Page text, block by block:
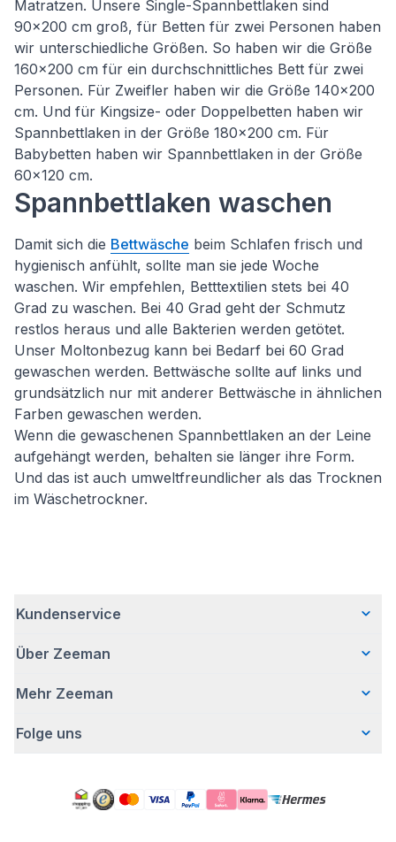
Matratzen. Unsere Single-Spannbettlaken sind
90x200 cm groß, für Betten für zwei Personen haben
wir unterschiedliche Größen. So haben wir die Größe
160x200 cm für ein durchschnittliches Bett für zwei
Personen. Für Zweifler haben wir die Größe 140x200
cm. Und für Kingsize- oder Doppelbetten haben wir
Spannbettlaken in der Größe 180x200 cm. Für
Babybetten haben wir Spannbettlaken in der Größe
60x120 cm.
Spannbettlaken waschen
Damit sich die Bettwäsche beim Schlafen frisch und
hygienisch anfühlt, sollte man sie jede Woche
waschen. Wir empfehlen, Betttextilien stets bei 40
Grad zu waschen. Bei 40 Grad geht der Schmutz
restlos heraus und alle Bakterien werden getötet.
Unser Moltonbezug kann bei Bedarf bei 60 Grad
gewaschen werden. Bettwäsche sollte auf links und
grundsätzlich nur mit anderer Bettwäsche in ähnlichen
Farben gewaschen werden.
Wenn die gewaschenen Spannbettlaken an der Leine
aufgehängt werden, behalten sie länger ihre Form.
Und das ist auch umweltfreundlicher als das Trocknen
im Wäschetrockner.
Kundenservice
Häufig gestellte Fragen
Lieferung
Retouren
Zeeman-Filialen
Über Zeeman
Wer wir sind
Verantwortungsvoll Geschäfte machen
Nachhaltigkeitsbericht
Mehr Zeeman
Presse
Impressum
Folge uns
Pinterest